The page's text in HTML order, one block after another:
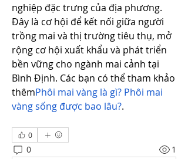
nghiệp đặc trưng của địa phương.
Đây là cơ hội để kết nối giữa người
trồng mai và thị trường tiêu thụ, mở
rộng cơ hội xuất khẩu và phát triển
bền vững cho ngành mai cảnh tại
Bình Định. Các bạn có thể tham khảo
thêmPhôi mai vàng là gì? Phôi mai
vàng sống được bao lâu?.
0
0 1